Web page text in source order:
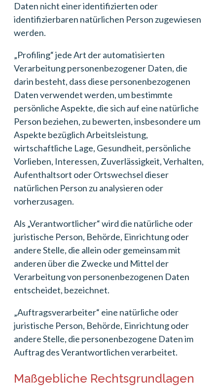
Daten nicht einer identifizierten oder
identifizierbaren natürlichen Person zugewiesen
werden.
„Profiling“ jede Art der automatisierten
Verarbeitung personenbezogener Daten, die
darin besteht, dass diese personenbezogenen
Daten verwendet werden, um bestimmte
persönliche Aspekte, die sich auf eine natürliche
Person beziehen, zu bewerten, insbesondere um
Aspekte bezüglich Arbeitsleistung,
wirtschaftliche Lage, Gesundheit, persönliche
Vorlieben, Interessen, Zuverlässigkeit, Verhalten,
Aufenthaltsort oder Ortswechsel dieser
natürlichen Person zu analysieren oder
vorherzusagen.
Als „Verantwortlicher“ wird die natürliche oder
juristische Person, Behörde, Einrichtung oder
andere Stelle, die allein oder gemeinsam mit
anderen über die Zwecke und Mittel der
Verarbeitung von personenbezogenen Daten
entscheidet, bezeichnet.
„Auftragsverarbeiter“ eine natürliche oder
juristische Person, Behörde, Einrichtung oder
andere Stelle, die personenbezogene Daten im
Auftrag des Verantwortlichen verarbeitet.
Maßgebliche Rechtsgrundlagen